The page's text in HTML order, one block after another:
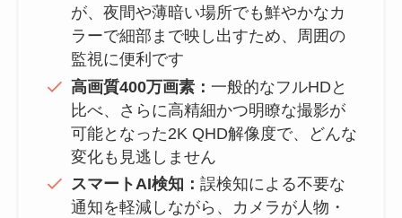
が、夜間や薄暗い場所でも鮮やかなカ
ラーで細部まで映し出すため、周囲の
監視に便利です
高画質400万画素：一般的なフルHDと
比べ、さらに高精細かつ明瞭な撮影が
可能となった2K QHD解像度で、どんな
変化も見逃しません
スマートAI検知：誤検知による不要な
通知を軽減しながら、カメラが人物・